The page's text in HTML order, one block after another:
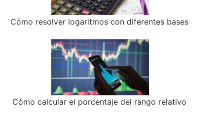
Cómo resolver logaritmos con diferentes bases
Cómo calcular el porcentaje del rango relativo